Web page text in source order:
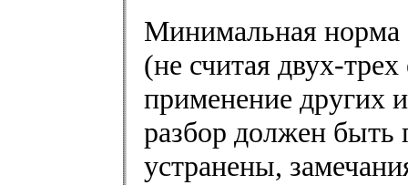
Минимальная норма
(не считая двух-
применение других
разбор должен быть
устранены,